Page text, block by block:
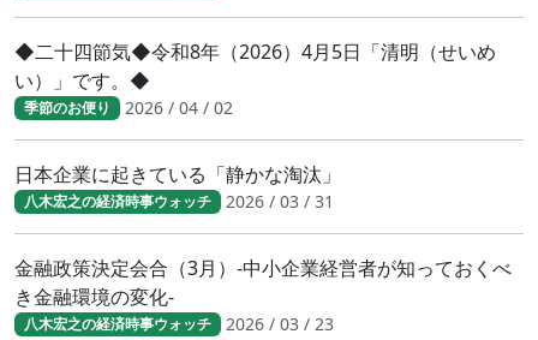
◆二十四節気◆令和8年（2026）4月5日「清明（せいめ
い）」です。◆
季節のお便り 2026 / 04 / 02
日本企業に起きている「静かな淘汰」
八木宏之の経済時事ウォッチ 2026 / 03 / 31
金融政策決定会合（3月）-中小企業経営者が知っておくべ
き金融環境の変化-
八木宏之の経済時事ウォッチ 2026 / 03 / 23